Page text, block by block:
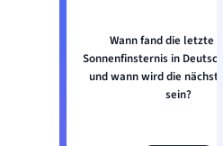
Wann fand die letzte
Sonnenfinsternis in
und wann wird die
sein?